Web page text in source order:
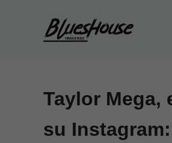
Taylor Mega,
su